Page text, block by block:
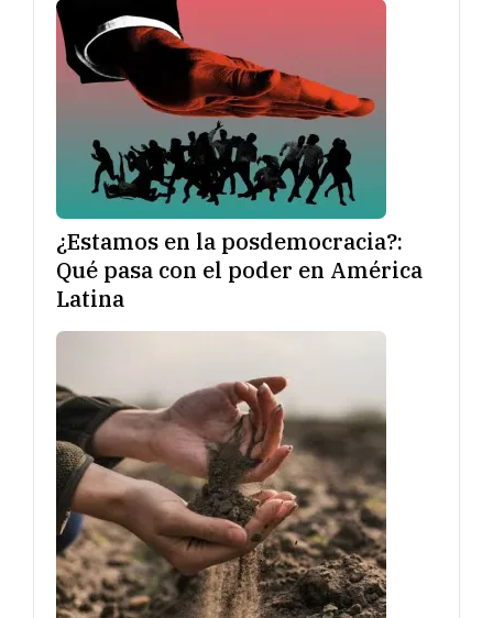
¿Estamos en la posdemocracia?:
Qué pasa con el poder en América
Latina